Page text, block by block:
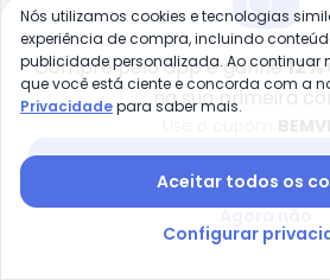
Blusa (Bege) em Malha
de Viscose
BIMINI
A partir deR$ 39,99R$ 69,99 R$
-52%
Compre pelo app e ganhe
na sua primeira
Nós utilizamos cookies e tecnologias
experiência de compra, incluindo
publicidade personalizada. Ao continuar
que você está ciente e concorda com a
Privacidadepara saber mais.
Aceitar todos os
Configurar